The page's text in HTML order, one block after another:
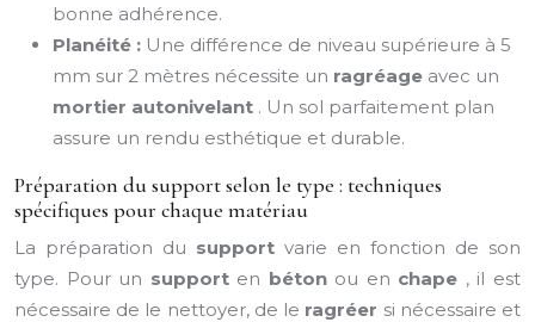
bonne adhérence.
Planéité : Une différence de niveau supérieure à 5
mm sur 2 mètres nécessite un ragréage avec un
mortier autonivelant . Un sol parfaitement plan
assure un rendu esthétique et durable.
Préparation du support selon le type : techniques
spécifiques pour chaque matériau
La préparation du support varie en fonction de son
type. Pour un support en béton ou en chape , il est
nécessaire de le nettoyer, de le ragréer si nécessaire et